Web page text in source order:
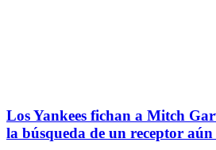
Los Yankees fichan a Mitch
la búsqueda de un receptor